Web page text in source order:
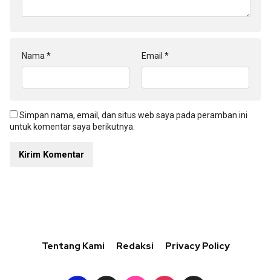
Nama * Email *
Simpan nama, email, dan situs web saya pada peramban ini
untuk komentar saya berikutnya.
Tentang Kami Redaksi Privacy Policy